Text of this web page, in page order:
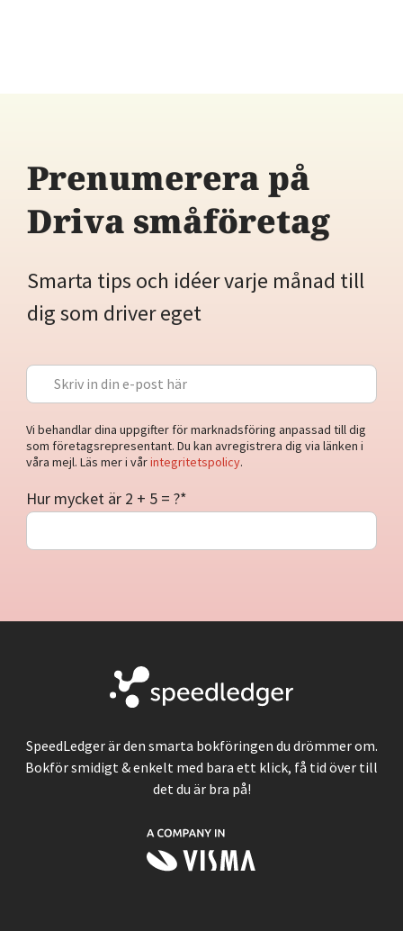
Prenumerera på
Driva småföretag
Smarta tips och idéer varje månad till
dig som driver eget
Vi behandlar dina uppgifter för marknadsföring anpassad till dig
som företagsrepresentant. Du kan avregistrera dig via länken i
våra mejl. Läs mer i vårintegritetspolicy.
Hur mycket är 2 + 5 = ?*
SpeedLedger är den smarta bokföringen du drömmer om.
Bokför smidigt & enkelt med bara ett klick, få tid över till
det du är bra på!